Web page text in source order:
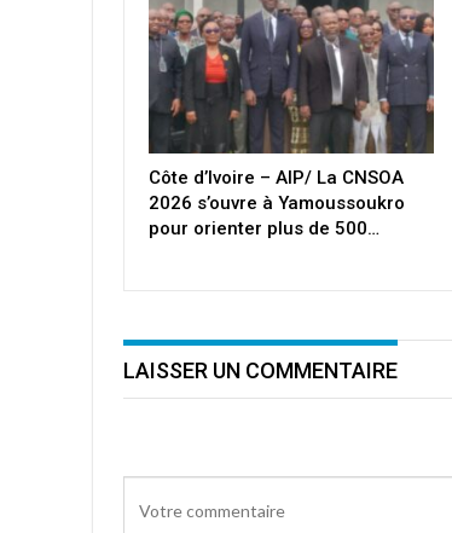
Côte d’Ivoire – AIP/ La CNSOA
2026 s’ouvre à Yamoussoukro
pour orienter plus de 500…
LAISSER UN COMMENTAIRE